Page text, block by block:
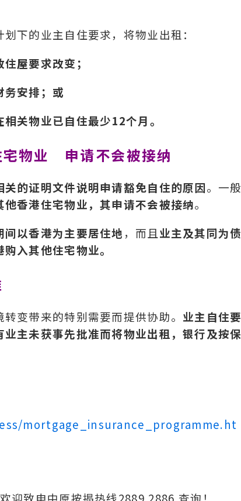
下的业主自住要求，将物业出租：
屋要求改变；
务安排；或
关物业已自住最少12个月。
宅物业 申请不会被接纳
关的证明文件说明申请豁免自住的原因。一般
香港住宅物业，其申请不会被接纳。
以香港为主要居住地 ，而且 业主及其同为债
入其他住宅物业。
变带来的特别需要而提供协助。 业主自住要
业主未获事先批准而将物业出租，银行及按保
mortgage_insurance_programme.ht
迎致电中原按揭热线2889 2886 查询！